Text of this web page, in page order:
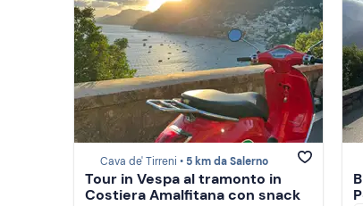
Cava de' Tirreni • 5 km da Salerno
Tour in Vespa al tramonto in
Costiera Amalfitana con snack